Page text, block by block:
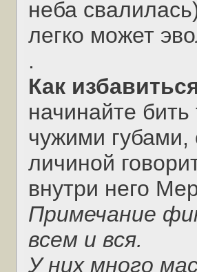
неба
легко может
.
Как
начинайте бить
чужими губами,
личиной
внутри него
Примечание
всем и вся.
У них много